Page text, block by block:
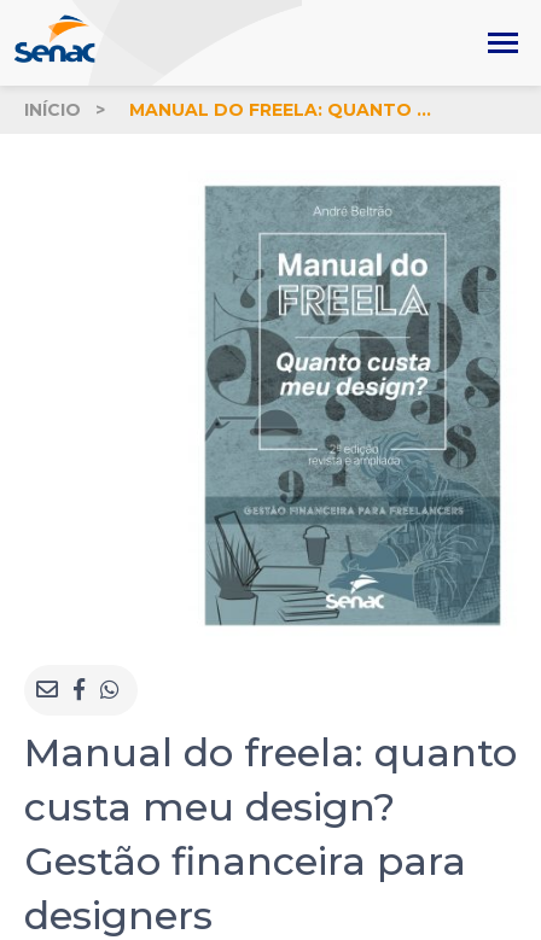
INÍCIO MANUAL DO FREELA: QUANTO CUSTA MEU DESIGN? GESTÃO FINANCEIRA PARA DESIGNERS
Manual do freela: quanto
custa meu design?
Gestão financeira para
designers